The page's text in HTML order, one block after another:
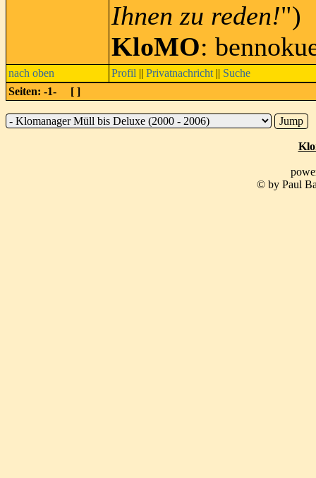
Ihnen zu reden!")
KloMO:
nach oben Profil || Privatnachricht || Suche
Seiten: -1- [ ]
© by Paul